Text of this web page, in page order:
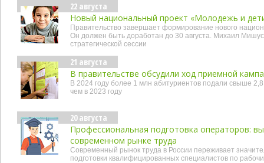
22 августа
Новый национальный проект «Молодежь и
Правительство завершает формирование нового
Он должен быть доработан до 30 августа. Михаил
стратегической сессии
21 августа
В правительстве обсудили ход приемной
В 2024 году более 1 млн абитуриентов подали свыше
чем в 2023 году
20 августа
Профессиональная подготовка операторов:
современном рынке труда
Современный рынок труда в России переживает
подготовки квалифицированных специалистов по